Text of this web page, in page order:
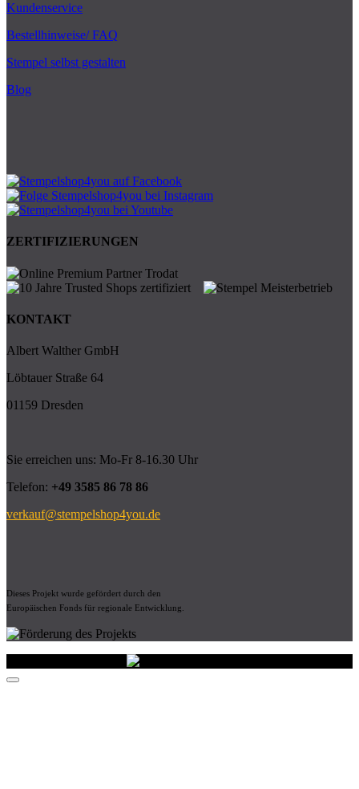
Kundenservice
Bestellhinweise/ FAQ
Stempel selbst gestalten
Blog
ZERTIFIZIERUNGEN
KONTAKT
Albert Walther GmbH
Löbtauer Straße 64
01159 Dresden
Sie erreichen uns: Mo-Fr 8-16.30 Uhr
Telefon: +49 3585 86 78 86
verkauf@stempelshop4you.de
Dieses Projekt wurde gefördert durch den
Europäischen Fonds für regionale Entwicklung.